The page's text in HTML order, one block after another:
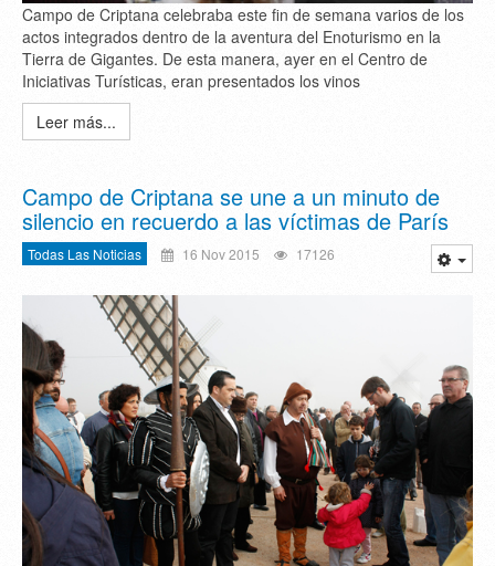
Campo de Criptana celebraba este fin de semana varios de los
actos integrados dentro de la aventura del Enoturismo en la
Tierra de Gigantes. De esta manera, ayer en el Centro de
Iniciativas Turísticas, eran presentados los vinos
Leer más...
Campo de Criptana se une a un minuto de
silencio en recuerdo a las víctimas de París
Todas Las Noticias 16 Nov 2015 17126